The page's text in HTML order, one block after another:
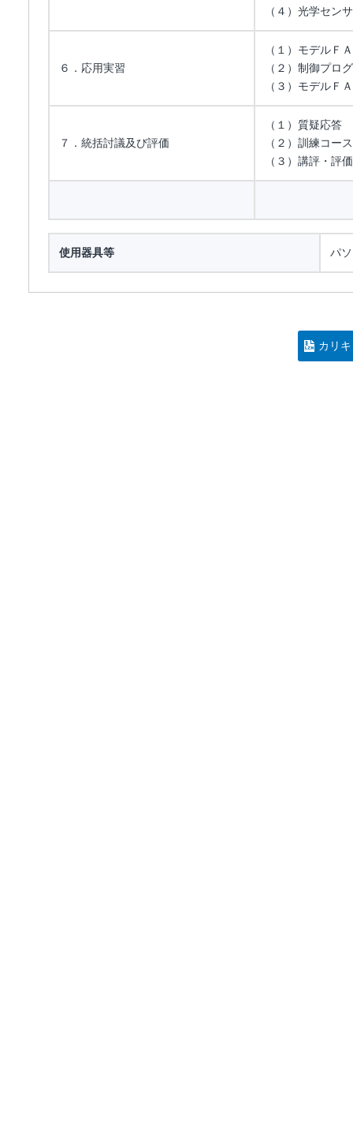
（４）光学セン
６．応用実習
（１）モデルＦ
（２）制御プロ
（３）モデルＦ
７．統括討議及び評価
（１）質疑応答
（２）訓練コー
（３）講評・評価
使用器具等 パ
カリ